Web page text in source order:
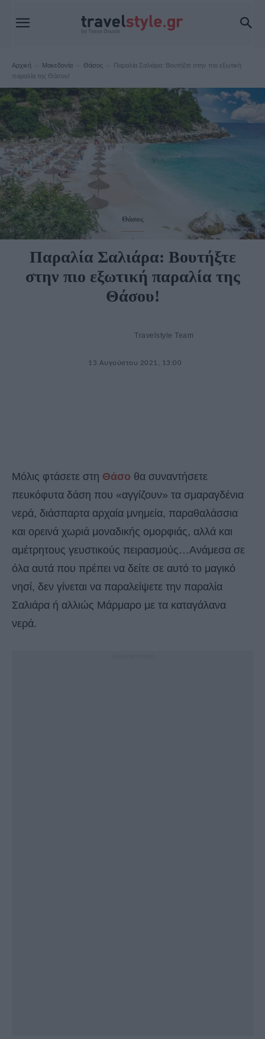
Αρχική Μακεδονία Θάσος
Παραλία Σαλιάρα: Βουτήξτε στην πιο εξωτική
παραλία της Θάσου!
Θάσος
Παραλία Σαλιάρα: Βουτήξτε
στην πιο εξωτική παραλία της
Θάσου!
Travelstyle Team
13 Αυγούστου 2021, 13:00
Μόλις φτάσετε στη Θάσο θα συναντήσετε
πευκόφυτα δάση που «αγγίζουν» τα σμαραγδένια
νερά, διάσπαρτα αρχαία μνημεία, παραθαλάσσια
και ορεινά χωριά μοναδικής ομορφιάς, αλλά και
αμέτρητους γευστικούς πειρασμούς…Ανάμεσα σε
όλα αυτά που πρέπει να δείτε σε αυτό το μαγικό
νησί, δεν γίνεται να παραλείψετε την παραλία
Σαλιάρα ή αλλιώς Μάρμαρο με τα καταγάλανα
νερά.